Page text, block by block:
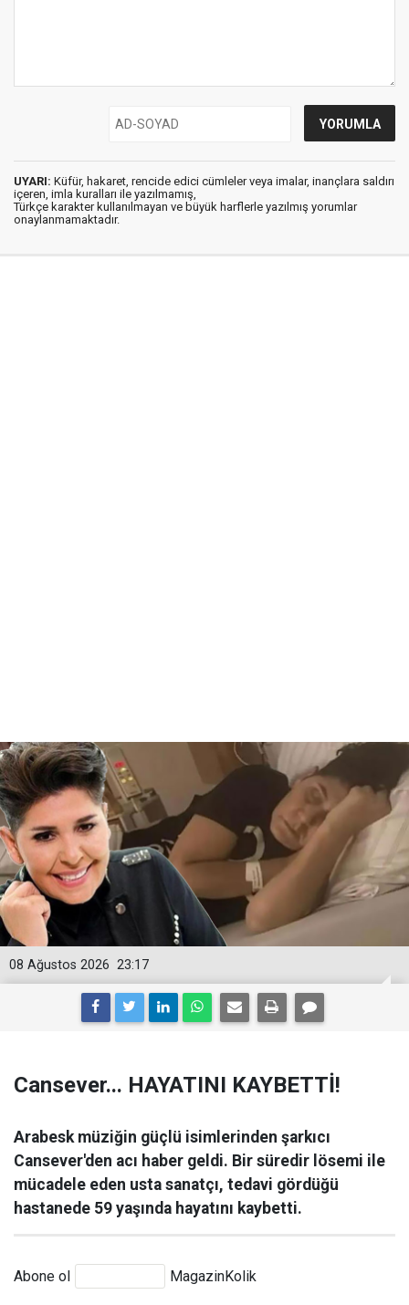
UYARI: Küfür, hakaret, rencide edici cümleler veya imalar, inançlara saldırı
içeren, imla kuralları ile yazılmamış,
Türkçe karakter kullanılmayan ve büyük harflerle yazılmış yorumlar
onaylanmamaktadır.
23:17
08 Ağustos 2026
Cansever... HAYATINI KAYBETTİ!
Arabesk müziğin güçlü isimlerinden şarkıcı
Cansever'den acı haber geldi. Bir süredir lösemi ile
mücadele eden usta sanatçı, tedavi gördüğü
hastanede 59 yaşında hayatını kaybetti.
Abone ol MagazinKolik